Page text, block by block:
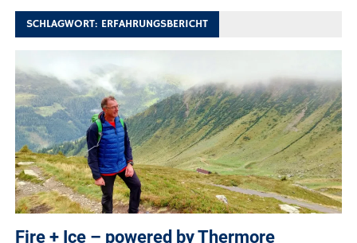
SCHLAGWORT: ERFAHRUNGSBERICHT
Fire + Ice – powered by Thermore